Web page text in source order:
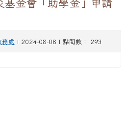
基金會「助學金」申請
務處 | 2024-08-08 | 點閱數： 293